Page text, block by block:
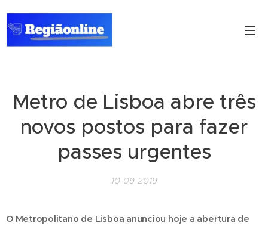
Metro de Lisboa abre três
novos postos para fazer
passes urgentes
10-09-2019
O Metropolitano de Lisboa anunciou hoje a abertura de